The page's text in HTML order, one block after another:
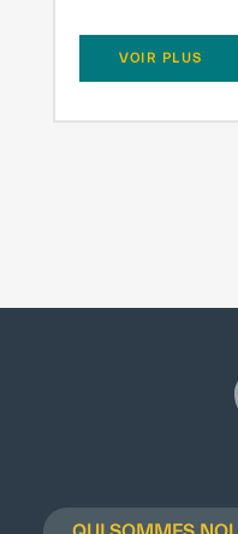
VOIR PLUS